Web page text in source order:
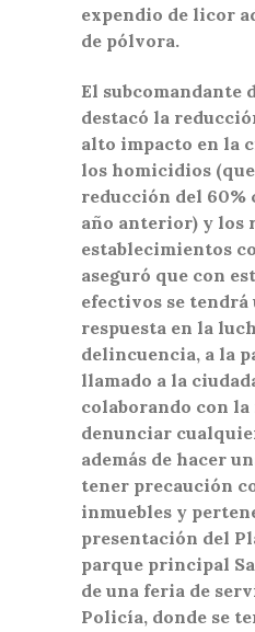
expendio de licor
de pólvora.
El subcomandante
destacó la
alto impacto en la
los homicidios
reducción del 60%
año anterior) y los
establecimientos
aseguró que con
efectivos se tendrá
respuesta en la
delincuencia, a la
llamado a la
colaborando con
denunciar
además de hacer
tener precaución
inmuebles y
presentación del
parque principal
de una feria de
Policía, donde se